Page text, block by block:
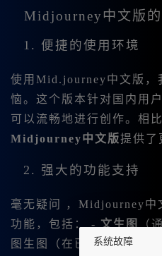
Midjourney中文版
1. 便捷的使用环境
使用 Mid.journey中文版，
恼。这个版本针对国内用
可以流畅地进行创作。相
Midjourney中文版提供了
2. 强大的功能支持
毫无疑问 ， Midjourney中
功能，包括： - 文生图
（
图生图（在已有图像的基
系统故障